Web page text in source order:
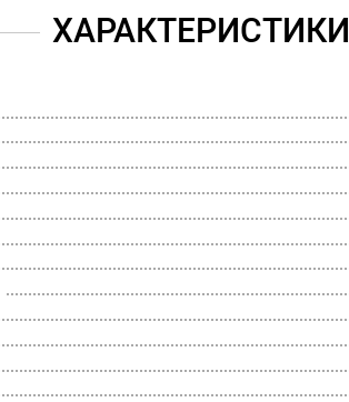
ХАРАКТЕРИСТИКИ